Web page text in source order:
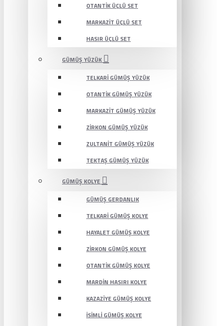
OTANTIK ÜÇLÜ SET
MARKAZIT ÜÇLÜ SET
HASIR ÜÇLÜ SET
GÜMÜŞ YÜZÜK
TELKARI GÜMÜŞ YÜZÜK
OTANTIK GÜMÜŞ YÜZÜK
MARKAZIT GÜMÜŞ YÜZÜK
ZIRKON GÜMÜŞ YÜZÜK
ZULTANIT GÜMÜŞ YÜZÜK
TEKTAŞ GÜMÜŞ YÜZÜK
GÜMÜŞ KOLYE
GÜMÜŞ GERDANLIK
TELKARI GÜMÜŞ KOLYE
HAYALET GÜMÜŞ KOLYE
ZIRKON GÜMÜŞ KOLYE
OTANTIK GÜMÜŞ KOLYE
MARDIN HASIRI KOLYE
KAZAZIYE GÜMÜŞ KOLYE
İSIMLI GÜMÜŞ KOLYE